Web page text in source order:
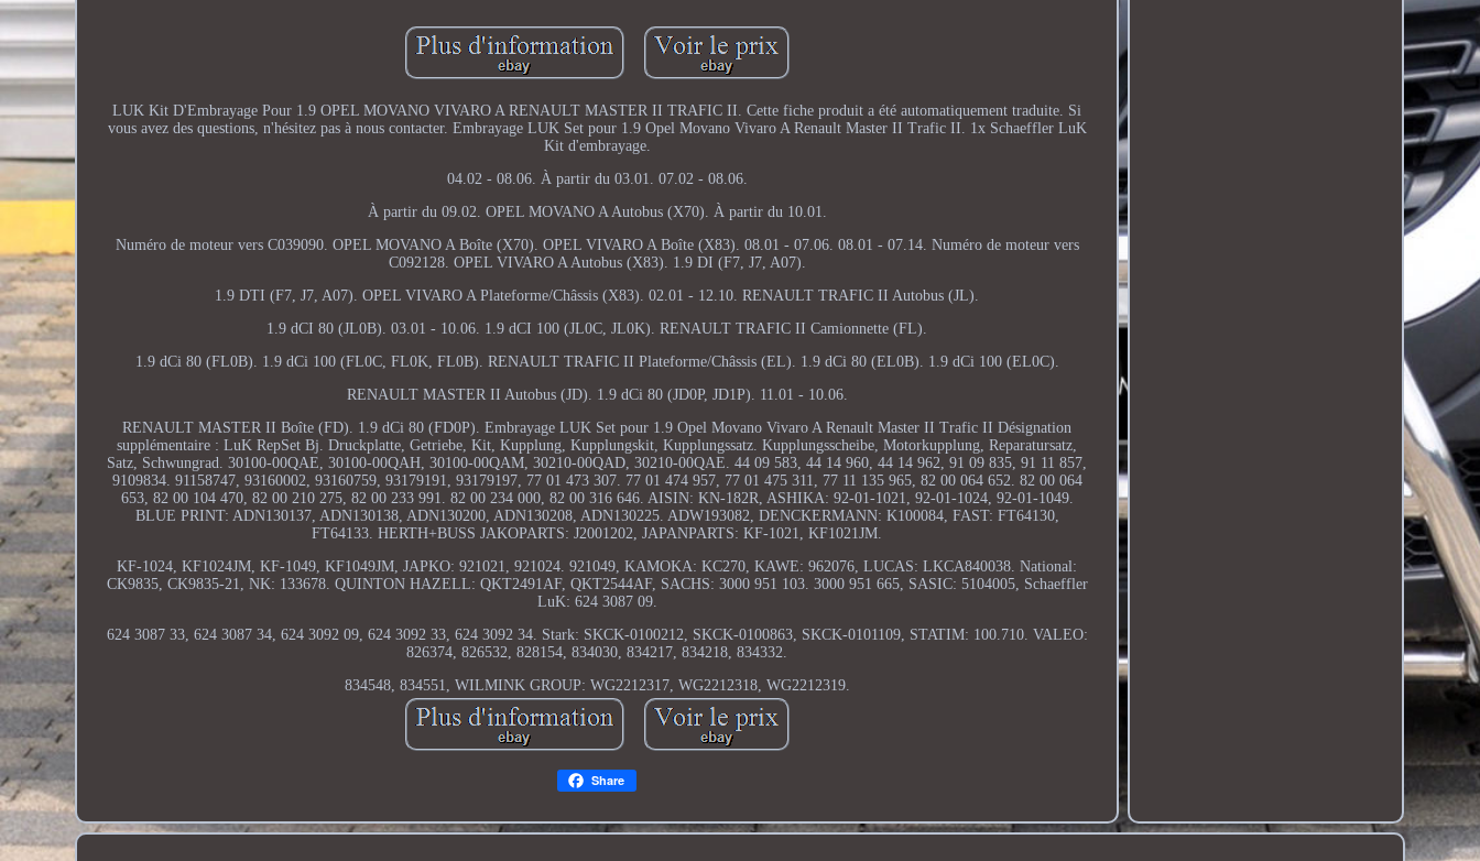
LUK Kit D'Embrayage Pour 1.9 OPEL MOVANO VIVARO A RENAULT MASTER II TRAFIC II. Cette fiche produit a été automatiquement traduite. Si
vous avez des questions, n'hésitez pas à nous contacter. Embrayage LUK Set pour 1.9 Opel Movano Vivaro A Renault Master II Trafic II. 1x Schaeffler LuK
Kit d'embrayage.
04.02 - 08.06. À partir du 03.01. 07.02 - 08.06.
À partir du 09.02. OPEL MOVANO A Autobus (X70). À partir du 10.01.
Numéro de moteur vers C039090. OPEL MOVANO A Boîte (X70). OPEL VIVARO A Boîte (X83). 08.01 - 07.06. 08.01 - 07.14. Numéro de moteur vers
C092128. OPEL VIVARO A Autobus (X83). 1.9 DI (F7, J7, A07).
1.9 DTI (F7, J7, A07). OPEL VIVARO A Plateforme/Châssis (X83). 02.01 - 12.10. RENAULT TRAFIC II Autobus (JL).
1.9 dCI 80 (JL0B). 03.01 - 10.06. 1.9 dCI 100 (JL0C, JL0K). RENAULT TRAFIC II Camionnette (FL).
1.9 dCi 80 (FL0B). 1.9 dCi 100 (FL0C, FL0K, FL0B). RENAULT TRAFIC II Plateforme/Châssis (EL). 1.9 dCi 80 (EL0B). 1.9 dCi 100 (EL0C).
RENAULT MASTER II Autobus (JD). 1.9 dCi 80 (JD0P, JD1P). 11.01 - 10.06.
RENAULT MASTER II Boîte (FD). 1.9 dCi 80 (FD0P). Embrayage LUK Set pour 1.9 Opel Movano Vivaro A Renault Master II Trafic II Désignation
supplémentaire : LuK RepSet Bj. Druckplatte, Getriebe, Kit, Kupplung, Kupplungskit, Kupplungssatz. Kupplungsscheibe, Motorkupplung, Reparatursatz,
Satz, Schwungrad. 30100-00QAE, 30100-00QAH, 30100-00QAM, 30210-00QAD, 30210-00QAE. 44 09 583, 44 14 960, 44 14 962, 91 09 835, 91 11 857,
9109834. 91158747, 93160002, 93160759, 93179191, 93179197, 77 01 473 307. 77 01 474 957, 77 01 475 311, 77 11 135 965, 82 00 064 652. 82 00 064
653, 82 00 104 470, 82 00 210 275, 82 00 233 991. 82 00 234 000, 82 00 316 646. AISIN: KN-182R, ASHIKA: 92-01-1021, 92-01-1024, 92-01-1049.
BLUE PRINT: ADN130137, ADN130138, ADN130200, ADN130208, ADN130225. ADW193082, DENCKERMANN: K100084, FAST: FT64130,
FT64133. HERTH+BUSS JAKOPARTS: J2001202, JAPANPARTS: KF-1021, KF1021JM.
KF-1024, KF1024JM, KF-1049, KF1049JM, JAPKO: 921021, 921024. 921049, KAMOKA: KC270, KAWE: 962076, LUCAS: LKCA840038. National:
CK9835, CK9835-21, NK: 133678. QUINTON HAZELL: QKT2491AF, QKT2544AF, SACHS: 3000 951 103. 3000 951 665, SASIC: 5104005, Schaeffler
LuK: 624 3087 09.
624 3087 33, 624 3087 34, 624 3092 09, 624 3092 33, 624 3092 34. Stark: SKCK-0100212, SKCK-0100863, SKCK-0101109, STATIM: 100.710. VALEO:
826374, 826532, 828154, 834030, 834217, 834218, 834332.
834548, 834551, WILMINK GROUP: WG2212317, WG2212318, WG2212319.
Share